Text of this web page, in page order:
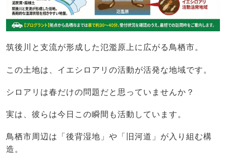
筑後川と支流が形成した氾濫原上に広がる鳥栖市。
この土地は、イエシロアリの活動が活発な地域です。
シロアリは春だけの問題だと思っていませんか？
実は、彼らは今日この瞬間も活動しています。
鳥栖市周辺は「後背湿地」や「旧河道」が入り組む構
造。